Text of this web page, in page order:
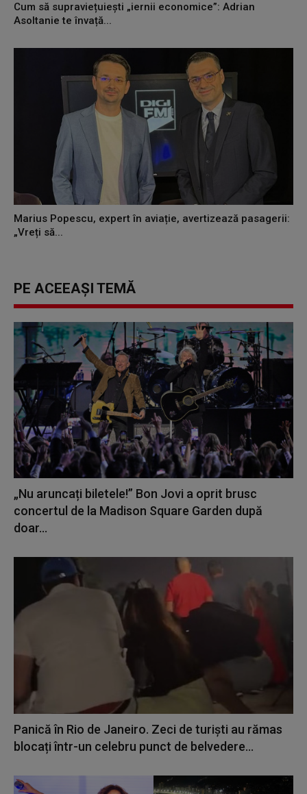
Cum să supraviețuiești „iernii economice”: Adrian
Asoltanie te învață...
Marius Popescu, expert în aviație, avertizează pasagerii:
„Vreți să...
PE ACEEAȘI TEMĂ
„Nu aruncați biletele!” Bon Jovi a oprit brusc
concertul de la Madison Square Garden după
doar...
Panică în Rio de Janeiro. Zeci de turiști au rămas
blocați într-un celebru punct de belvedere...